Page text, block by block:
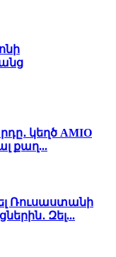
կեղծ AMIO
քաղ...
Ռուսաստանի
Զել...